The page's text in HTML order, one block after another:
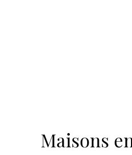
Maisons